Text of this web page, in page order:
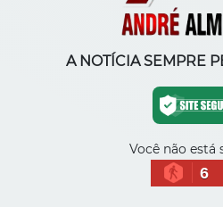
A NOTÍCIA SEMPRE
Você não está
6